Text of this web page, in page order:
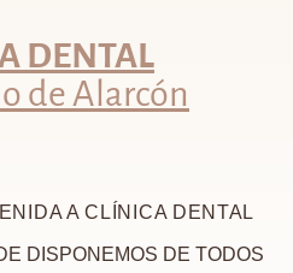
DENTAL
de Alarcón
A CLÍNICA DENTAL
DISPONEMOS DE TODOS